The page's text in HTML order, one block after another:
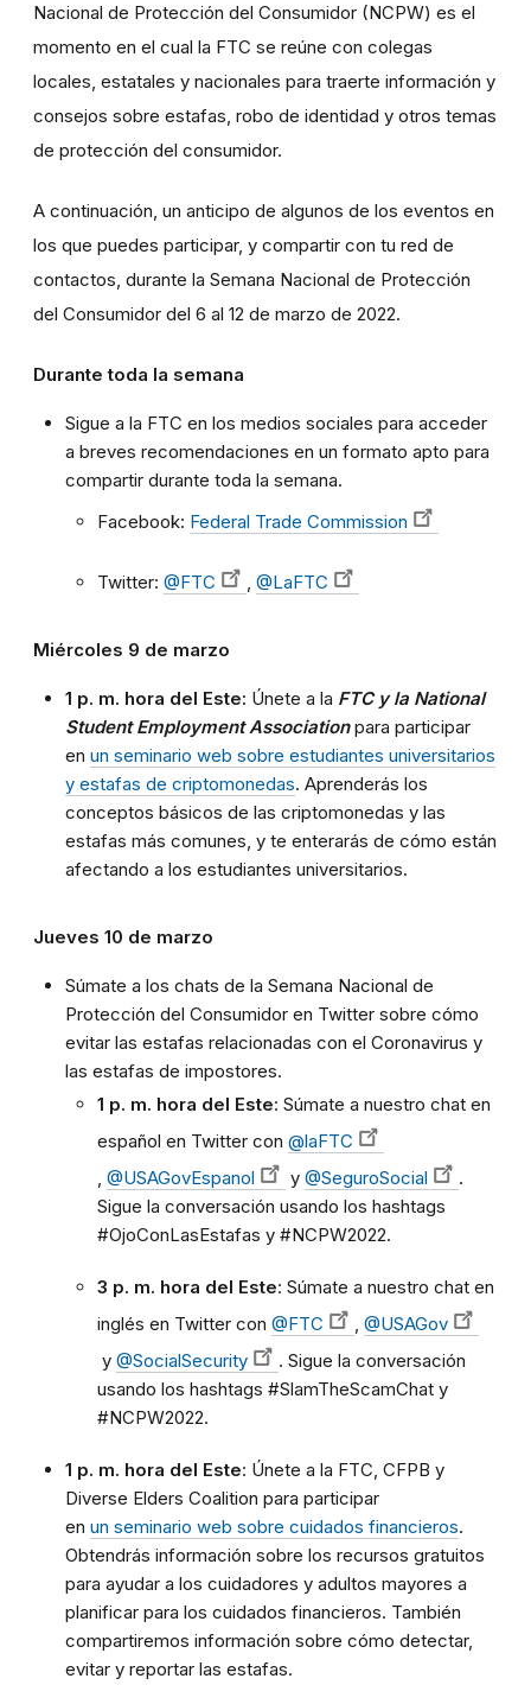
Nacional de Protección del Consumidor (NCPW) es el
momento en el cual la FTC se reúne con colegas
locales, estatales y nacionales para traerte información y
consejos sobre estafas, robo de identidad y otros temas
de protección del consumidor.
A continuación, un anticipo de algunos de los eventos en
los que puedes participar, y compartir con tu red de
contactos, durante la Semana Nacional de Protección
del Consumidor del 6 al 12 de marzo de 2022.
Durante toda la semana
Sigue a la FTC en los medios sociales para acceder
a breves recomendaciones en un formato apto para
compartir durante toda la semana.
Facebook: Federal Trade Commission
Twitter: @FTC , @LaFTC
Miércoles 9 de marzo
1 p. m. hora del Este: Únete a la FTC y la National
Student Employment Associationpara participar
en un seminario web sobre estudiantes universitarios
y estafas de criptomonedas. Aprenderás los
conceptos básicos de las criptomonedas y las
estafas más comunes, y te enterarás de cómo están
afectando a los estudiantes universitarios.
Jueves 10 de marzo
Súmate a los chats de la Semana Nacional de
Protección del Consumidor en Twitter sobre cómo
evitar las estafas relacionadas con el Coronavirus y
las estafas de impostores.
1 p. m. hora del Este: Súmate a nuestro chat en
español en Twitter con @laFTC
@USAGovEspanol y @SeguroSocial
.
Sigue la conversación usando los hashtags
#OjoConLasEstafas y #NCPW2022.
3 p. m. hora del Este: Súmate a nuestro chat en
inglés en Twitter con @FTC
@USAGov
y @SocialSecurity
. Sigue la conversación
usando los hashtags #SlamTheScamChat y
#NCPW2022.
1 p. m. hora del Este: Únete a la FTC, CFPB y
Diverse Elders Coalition para participar
en un seminario web sobre cuidados financieros.
Obtendrás información sobre los recursos gratuitos
para ayudar a los cuidadores y adultos mayores a
planificar para los cuidados financieros. También
compartiremos información sobre cómo detectar,
evitar y reportar las estafas.